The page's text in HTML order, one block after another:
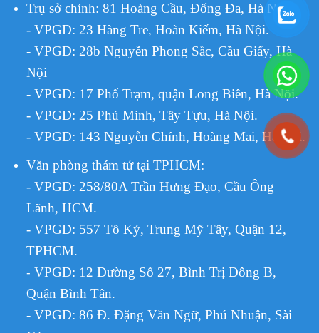
Trụ sở chính: 81 Hoàng Cầu, Đống Đa, Hà Nội.
- VPGD: 23 Hàng Tre, Hoàn Kiếm, Hà Nội.
- VPGD: 28b Nguyễn Phong Sắc, Cầu Giấy, Hà
Nội
- VPGD: 17 Phố Trạm, quận Long Biên, Hà Nội.
- VPGD: 25 Phú Minh, Tây Tựu, Hà Nội.
- VPGD: 143 Nguyễn Chính, Hoàng Mai, Hà Nội.
Văn phòng thám tử tại TPHCM:
- VPGD: 258/80A Trần Hưng Đạo, Cầu Ông
Lãnh, HCM.
- VPGD: 557 Tô Ký, Trung Mỹ Tây, Quận 12,
TPHCM.
- VPGD: 12 Đường Số 27, Bình Trị Đông B,
Quận Bình Tân.
- VPGD: 86 Đ. Đặng Văn Ngữ, Phú Nhuận, Sài